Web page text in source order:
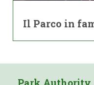
Il Parco in